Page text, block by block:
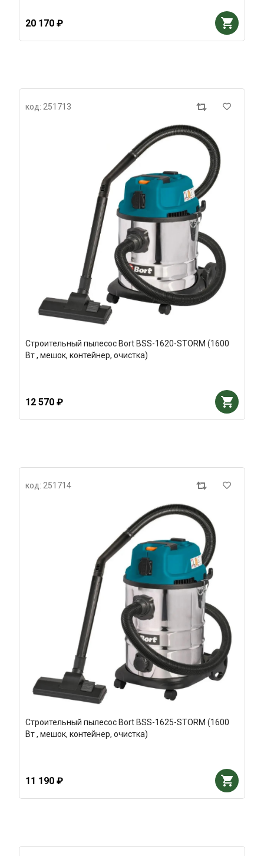
20 170 ₽
код: 251713
Строительный пылесос Bort BSS-1620-STORM (1600
Вт , мешок, контейнер, очистка)
12 570 ₽
код: 251714
Строительный пылесос Bort BSS-1625-STORM (1600
Вт , мешок, контейнер, очистка)
11 190 ₽